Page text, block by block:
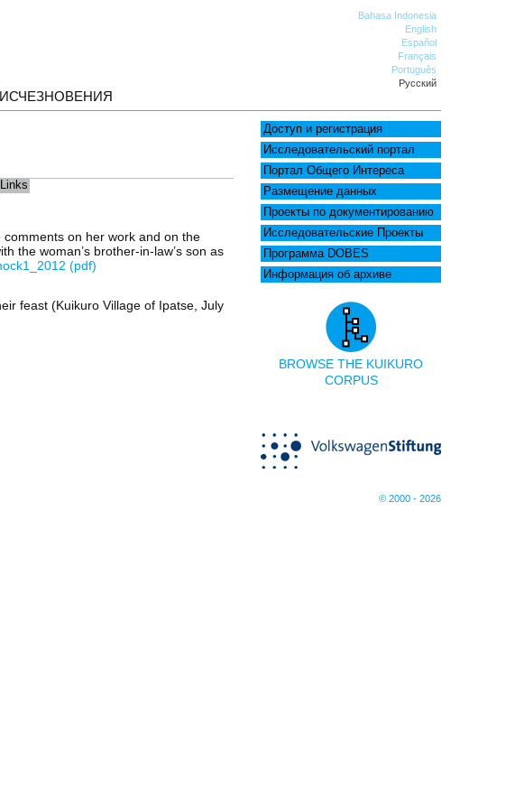
Bahasa Indonesia
English
Español
Français
Português
Русский
Доступ и регистрация
Исследовательский портал
Портал Общего Интереса
Размещение данных
Проекты по документированию
Исследовательские Проекты
Программа DOBES
Информация об архиве
BROWSE THE KUIKURO
CORPUS
© 2000 - 2026
Links
on her work and on the
the woman’s brother-in-law’s son as
(pdf)
feast (Kuikuro Village of Ipatse, July